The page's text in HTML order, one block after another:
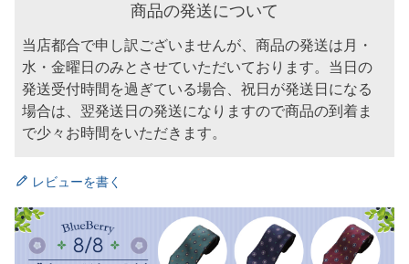
商品の発送について
当店都合で申し訳ございませんが、商品の発送は月・
水・金曜日のみとさせていただいております。当日の
発送受付時間を過ぎている場合、祝日が発送日になる
場合は、翌発送日の発送になりますので商品の到着ま
で少々お時間をいただきます。
レビューを書く